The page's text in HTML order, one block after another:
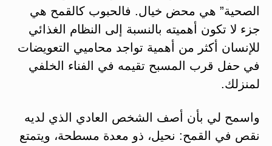
الصحية” هي محض خيال. فالحبوب كالقمح هي
جزء لا تكون أهميته بالنسبة إلى النظام الغذائي
للإنسان أكثر من أهمية تواجد محاميي التعويضات
في حفل قرب المسبح تقيمه في الفناء الخلفي
لمنزلك.
واسمح لي بأن أصف الشخص العادي الذي لديه
نقص في القمح: نحيل، ذو معدة مسطحة، ويتمتع